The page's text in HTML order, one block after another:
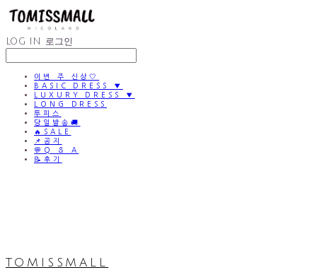
LOG IN 로그인
이번 주 신상🤍
BASIC DRESS ▼
LUXURY DRESS ▼
LONG DRESS
투피스
당일발송🚚
🔥SALE
📌공지
💬Q & A
📝후기
TOMISSMALL